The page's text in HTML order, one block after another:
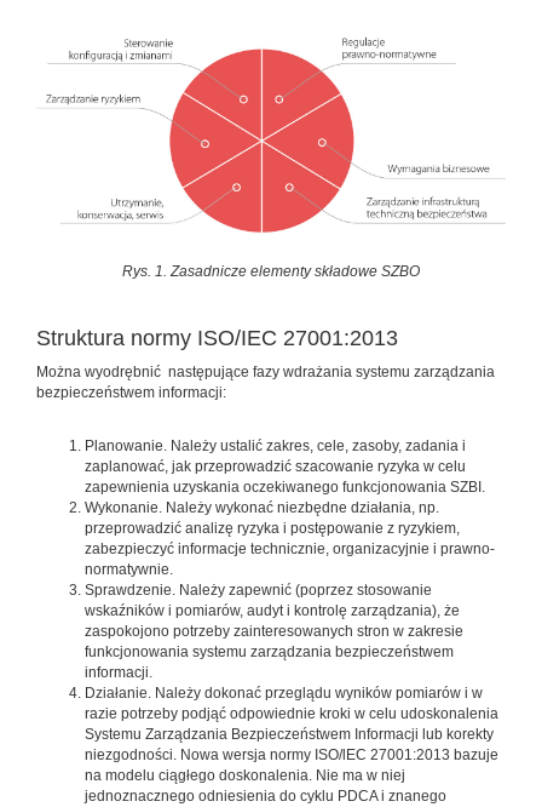
Rys. 1. Zasadnicze elementy składowe SZBO
Struktura normy ISO/IEC 27001:2013
Można wyodrębnić następujące fazy wdrażania systemu zarządzania
bezpieczeństwem informacji:
Planowanie. Należy ustalić zakres, cele, zasoby, zadania i
zaplanować, jak przeprowadzić szacowanie ryzyka w celu
zapewnienia uzyskania oczekiwanego funkcjonowania SZBI.
Wykonanie. Należy wykonać niezbędne działania, np.
przeprowadzić analizę ryzyka i postępowanie z ryzykiem,
zabezpieczyć informacje technicznie, organizacyjnie i prawno-
normatywnie.
Sprawdzenie. Należy zapewnić (poprzez stosowanie
wskaźników i pomiarów, audyt i kontrolę zarządzania), że
zaspokojono potrzeby zainteresowanych stron w zakresie
funkcjonowania systemu zarządzania bezpieczeństwem
informacji.
Działanie. Należy dokonać przeglądu wyników pomiarów i w
razie potrzeby podjąć odpowiednie kroki w celu udoskonalenia
Systemu Zarządzania Bezpieczeństwem Informacji lub korekty
niezgodności. Nowa wersja normy ISO/lEC 27001:2013 bazuje
na modelu ciągłego doskonalenia. Nie ma w niej
jednoznacznego odniesienia do cyklu PDCA i znanego